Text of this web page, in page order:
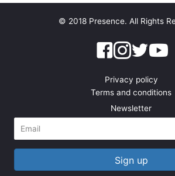
© 2018 Presence. All Rights
Privacy policy
Terms and conditions
Newsletter
Sign up